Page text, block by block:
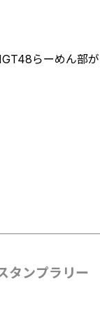
らーめん部
タンプラリー